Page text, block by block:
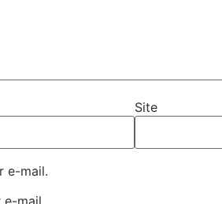
Site
e-mail.